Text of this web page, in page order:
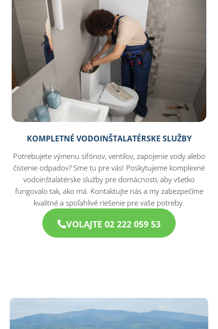
KOMPLETNÉ VODOINŠTALATÉRSKE SLUŽBY
Potrebujete výmenu sifónov, ventilov, zapojenie vody alebo
čistenie odpadov? Sme tu pre vás! Poskytujeme komplexné
vodoinštalatérske služby pre domácnosti, aby všetko
fungovalo tak, ako má. Kontaktujte nás a my zabezpečíme
kvalitné a spoľahlivé riešenie pre vaše potreby.
VOLAJTE 02 222 059 53